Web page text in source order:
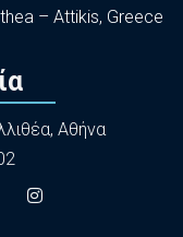
– Attikis, Greece
Αθήνα